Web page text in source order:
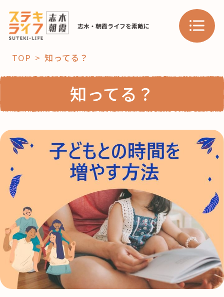
志木・朝霞ライフを素敵に
「コト」
子育て
暮らし
おすすめ
スポット 学び・教育
HAREL HAREL
活用事例
「モノ」
TOP 知ってる？
知ってる？